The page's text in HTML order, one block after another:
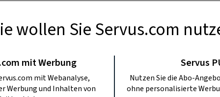
Advent zum
wollen Sie Servus.com
mit Werbung
mit Webanalyse,
Werbung und Inhalten von
Servus
Nutzen Sie die Abo-
ohne personalisierte